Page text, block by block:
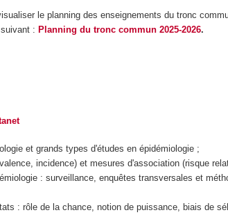
le planning des enseignements du tronc
: Planning du tronc commun 2025-2026.
et grands types d'études en épidémiologie ;
incidence) et mesures d'association (risque
: surveillance, enquêtes transversales et
: rôle de la chance, notion de puissance, biais de